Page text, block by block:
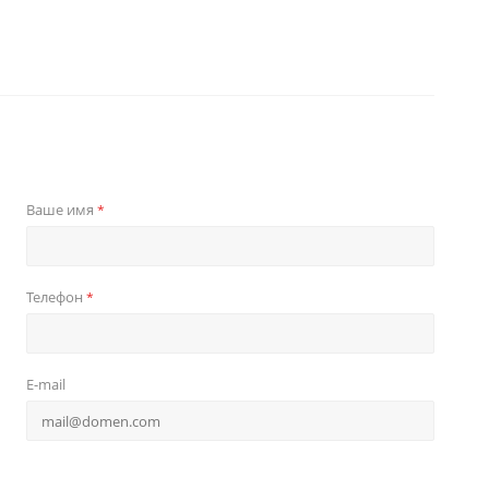
Ваше имя *
Телефон *
E-mail